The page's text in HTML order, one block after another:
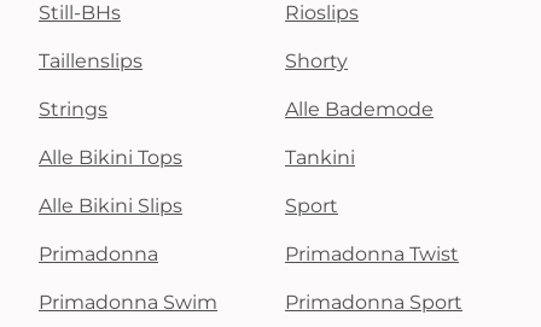
Still-BHs Rioslips
Taillenslips Shorty
Strings Alle Bademode
Alle Bikini Tops Tankini
Alle Bikini Slips Sport
Primadonna Primadonna Twist
Primadonna Swim Primadonna Sport